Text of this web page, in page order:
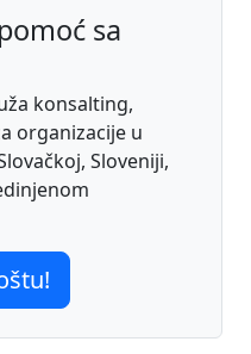
sa
konsalting,
organizacije u
Sloveniji,